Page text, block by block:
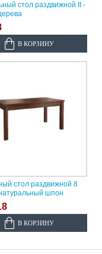
стол раздвижной II -
В КОРЗИНУ
стол раздвижной 8
шпон
В КОРЗИНУ